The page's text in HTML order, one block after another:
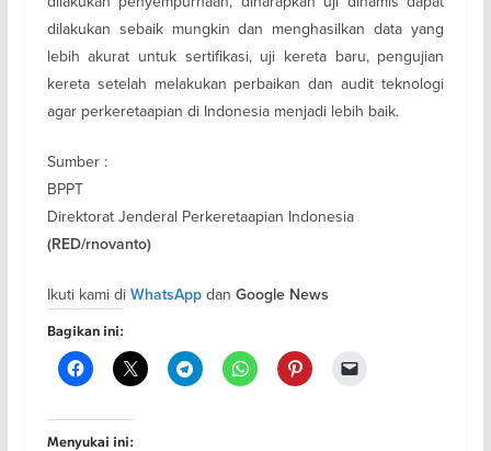
dilakukan sebaik mungkin dan menghasilkan data yang
lebih akurat untuk sertifikasi, uji kereta baru, pengujian
kereta setelah melakukan perbaikan dan audit teknologi
agar perkeretaapian di Indonesia menjadi lebih baik.
Sumber :
BPPT
Direktorat Jenderal Perkeretaapian Indonesia
(RED/rnovanto)
Ikuti kami di WhatsAppdan Google News
Bagikan ini:
Menyukai ini: